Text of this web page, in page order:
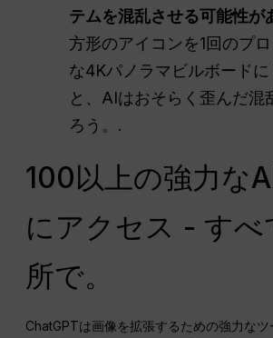
テムを混乱させる可能性が
方形のアイコンを1回のプ
な4Kパノラマビルボード
と、AIはおそらく歪んだ混
ろう。.
100以上の強力な
にアクセス - すべ
所で。
ChatGPTは画像を拡張するための強力な